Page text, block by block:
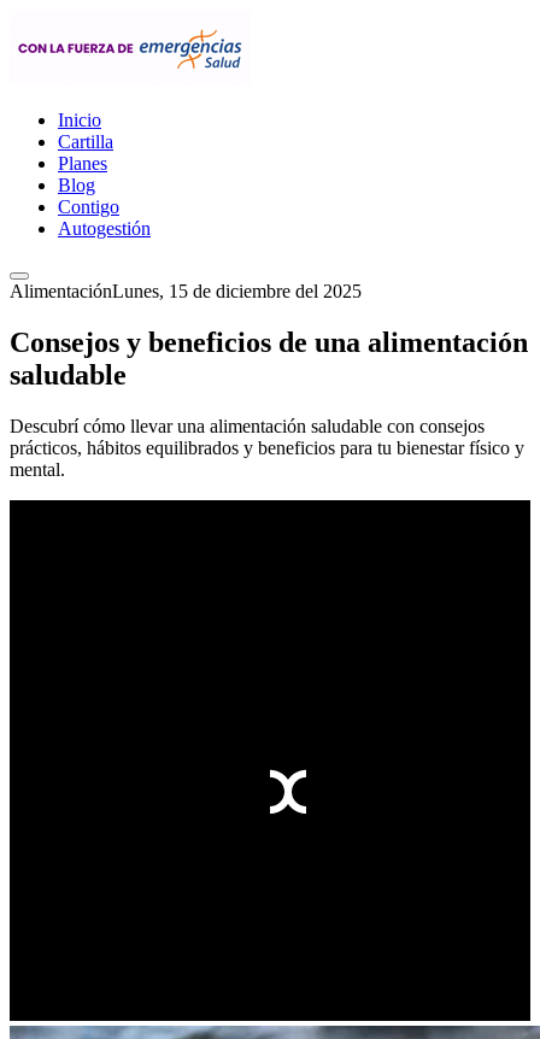
Inicio
Cartilla
Planes
Blog
Contigo
Autogestión
AlimentaciónLunes, 15 de diciembre del 2025
Consejos y beneficios de una alimentación
saludable
Descubrí cómo llevar una alimentación saludable con consejos
prácticos, hábitos equilibrados y beneficios para tu bienestar físico y
mental.